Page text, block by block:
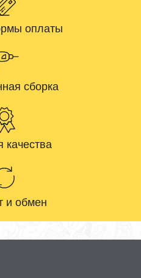
оплаты
сборка
качества
и обмен